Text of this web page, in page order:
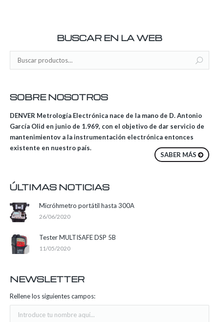
BUSCAR EN LA WEB
SOBRE NOSOTROS
DENVER Metrología Electrónica nace de la mano de D. Antonio
García Olid en junio de 1.969, con el objetivo de dar servicio de
mantenimientov a la instrumentación electrónica entonces
existente en nuestro país.
SABER MÁS
ÚLTIMAS NOTICIAS
Micróhmetro portátil hasta 300A
26/06/2020
Tester MULTISAFE DSP 5B
11/05/2020
NEWSLETTER
Rellene los siguientes campos: